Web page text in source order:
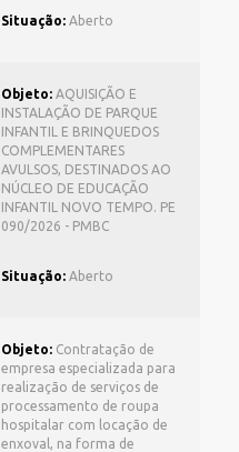
Situação: Aberto
Objeto: AQUISIÇÃO E
INSTALAÇÃO DE PARQUE
INFANTIL E BRINQUEDOS
COMPLEMENTARES
AVULSOS, DESTINADOS AO
NÚCLEO DE EDUCAÇÃO
INFANTIL NOVO TEMPO. PE
090/2026 - PMBC
Situação: Aberto
Objeto: Contratação de
empresa especializada para
realização de serviços de
processamento de roupa
hospitalar com locação de
enxoval, na forma de